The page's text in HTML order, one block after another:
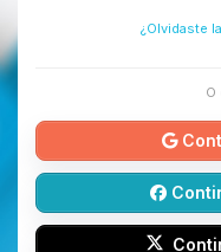
¿Olvidaste
O